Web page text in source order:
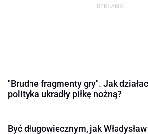
"Brudne fragmenty gry". Jak
polityka ukradły piłkę nożną?
Być długowiecznym, jak